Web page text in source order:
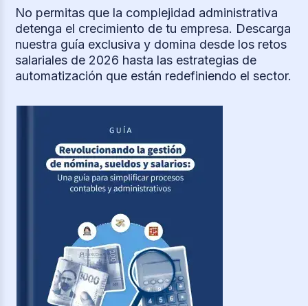
No permitas que la complejidad administrativa
detenga el crecimiento de tu empresa. Descarga
nuestra guía exclusiva y domina desde los retos
salariales de 2026 hasta las estrategias de
automatización que están redefiniendo el sector.